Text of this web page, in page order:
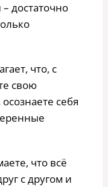
достаточно
что, с
свою
себя
что всё
с другом и